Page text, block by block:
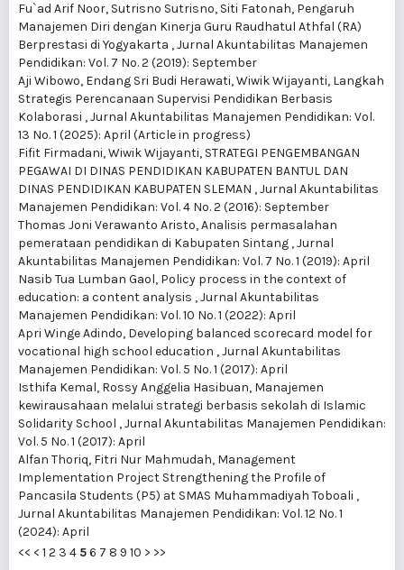
Fu`ad Arif Noor, Sutrisno Sutrisno, Siti Fatonah, Pengaruh
Manajemen Diri dengan Kinerja Guru Raudhatul Athfal (RA)
Berprestasi di Yogyakarta ,Jurnal Akuntabilitas Manajemen
Pendidikan: Vol. 7 No. 2 (2019): September
Aji Wibowo, Endang Sri Budi Herawati, Wiwik Wijayanti, Langkah
Strategis Perencanaan Supervisi Pendidikan Berbasis
Kolaborasi ,Jurnal Akuntabilitas Manajemen Pendidikan: Vol.
13 No. 1 (2025): April (Article in progress)
Fifit Firmadani, Wiwik Wijayanti, STRATEGI PENGEMBANGAN
PEGAWAI DI DINAS PENDIDIKAN KABUPATEN BANTUL DAN
DINAS PENDIDIKAN KABUPATEN SLEMAN ,Jurnal Akuntabilitas
Manajemen Pendidikan: Vol. 4 No. 2 (2016): September
Thomas Joni Verawanto Aristo,Analisis permasalahan
pemerataan pendidikan di Kabupaten Sintang ,Jurnal
Akuntabilitas Manajemen Pendidikan: Vol. 7 No. 1 (2019): April
Nasib Tua Lumban Gaol, Policy process in the context of
education: a content analysis ,Jurnal Akuntabilitas
Manajemen Pendidikan: Vol. 10 No. 1 (2022): April
Apri Winge Adindo, Developing balanced scorecard model for
vocational high school education ,Jurnal Akuntabilitas
Manajemen Pendidikan: Vol. 5 No. 1 (2017): April
Isthifa Kemal, Rossy Anggelia Hasibuan, Manajemen
kewirausahaan melalui strategi berbasis sekolah di Islamic
Solidarity School ,Jurnal Akuntabilitas Manajemen Pendidikan:
Vol. 5 No. 1 (2017): April
Alfan Thoriq, Fitri Nur Mahmudah, Management
Implementation Project Strengthening the Profile of
Pancasila Students (P5) at SMAS Muhammadiyah Toboali ,
Jurnal Akuntabilitas Manajemen Pendidikan: Vol. 12 No. 1
(2024): April
<< < 1 2 3 4 56 7 8 9 10 > >>